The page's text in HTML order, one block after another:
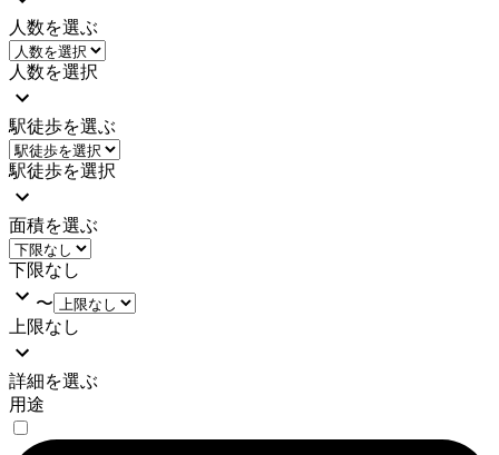
人数を選ぶ
人数を選択
駅徒歩を選ぶ
駅徒歩を選択
面積を選ぶ
下限なし
〜
上限なし
詳細を選ぶ
用途